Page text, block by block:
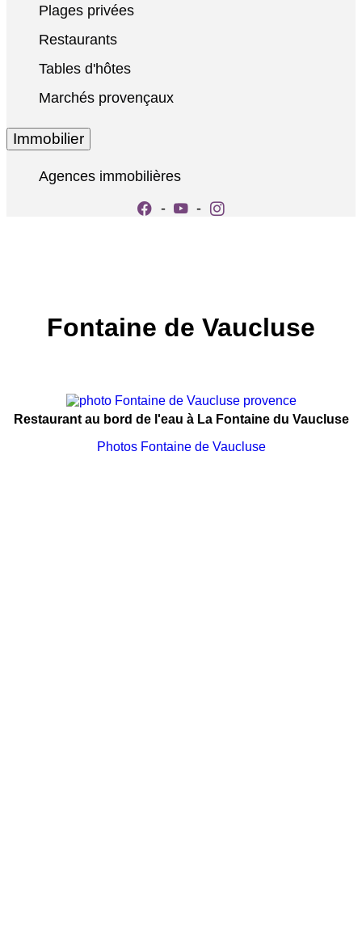
Plages privées
Restaurants
Tables d'hôtes
Marchés provençaux
Immobilier
Agences immobilières
-
-
Fontaine de Vaucluse
Restaurant au bord de l'eau à La Fontaine du Vaucluse
Photos Fontaine de Vaucluse